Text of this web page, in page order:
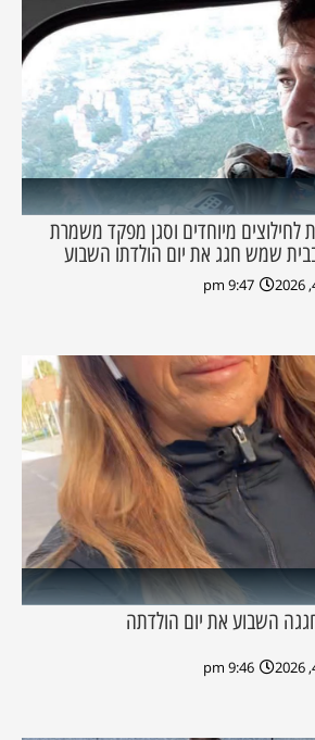
לחילוצים מיוחדים וסגן מפקד משמרת
שמש חגג את יום הולדתו השבוע
9:47 pm
השבוע את יום הולדתה
9:46 pm